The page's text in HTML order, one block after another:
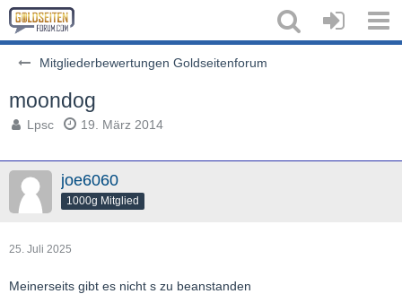
Mitgliederbewertungen Goldseitenforum
moondog
Lpsc 19. März 2014
joe6060
1000g Mitglied
25. Juli 2025
Meinerseits gibt es nicht s zu beanstanden